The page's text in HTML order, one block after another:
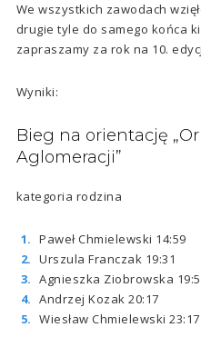
We wszystkich zawodach
drugie tyle do samego końca
zapraszamy za rok na 10.
Wyniki:
Bieg na orientację
Aglomeracji”
kategoria rodzina
Paweł Chmielewski 14:59
Urszula Franczak 19:31
Agnieszka Ziobrowska
Andrzej Kozak 20:17
Wiesław Chmielewski 23:17